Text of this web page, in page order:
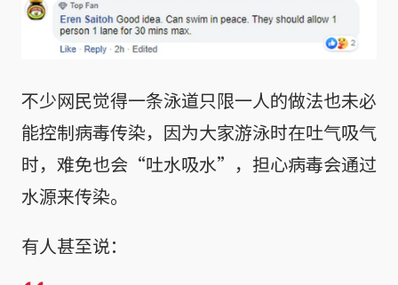
不少网民觉得一条泳道只限一人的做法也未必
能控制病毒传染，因为大家游泳时在吐气吸气
时，难免也会“吐水吸水”，担心病毒会通过
水源来传染。
有人甚至说：